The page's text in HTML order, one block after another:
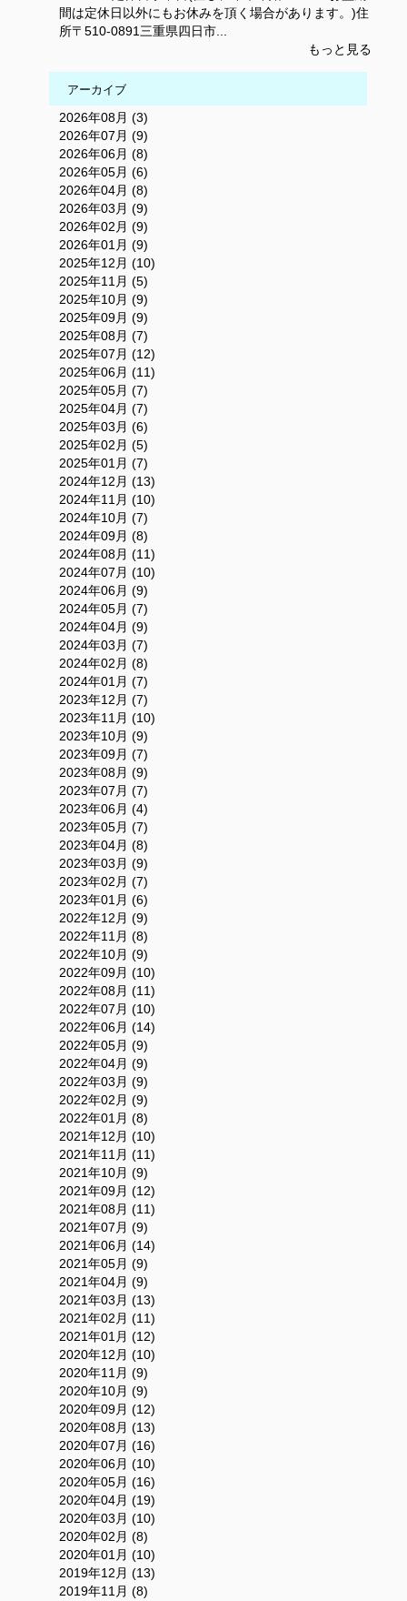
間は定休日以外にもお休みを頂く場合があります。)住
所〒510-0891三重県四日市...
もっと見る
アーカイブ
2026年08月 (3)
2026年07月 (9)
2026年06月 (8)
2026年05月 (6)
2026年04月 (8)
2026年03月 (9)
2026年02月 (9)
2026年01月 (9)
2025年12月 (10)
2025年11月 (5)
2025年10月 (9)
2025年09月 (9)
2025年08月 (7)
2025年07月 (12)
2025年06月 (11)
2025年05月 (7)
2025年04月 (7)
2025年03月 (6)
2025年02月 (5)
2025年01月 (7)
2024年12月 (13)
2024年11月 (10)
2024年10月 (7)
2024年09月 (8)
2024年08月 (11)
2024年07月 (10)
2024年06月 (9)
2024年05月 (7)
2024年04月 (9)
2024年03月 (7)
2024年02月 (8)
2024年01月 (7)
2023年12月 (7)
2023年11月 (10)
2023年10月 (9)
2023年09月 (7)
2023年08月 (9)
2023年07月 (7)
2023年06月 (4)
2023年05月 (7)
2023年04月 (8)
2023年03月 (9)
2023年02月 (7)
2023年01月 (6)
2022年12月 (9)
2022年11月 (8)
2022年10月 (9)
2022年09月 (10)
2022年08月 (11)
2022年07月 (10)
2022年06月 (14)
2022年05月 (9)
2022年04月 (9)
2022年03月 (9)
2022年02月 (9)
2022年01月 (8)
2021年12月 (10)
2021年11月 (11)
2021年10月 (9)
2021年09月 (12)
2021年08月 (11)
2021年07月 (9)
2021年06月 (14)
2021年05月 (9)
2021年04月 (9)
2021年03月 (13)
2021年02月 (11)
2021年01月 (12)
2020年12月 (10)
2020年11月 (9)
2020年10月 (9)
2020年09月 (12)
2020年08月 (13)
2020年07月 (16)
2020年06月 (10)
2020年05月 (16)
2020年04月 (19)
2020年03月 (10)
2020年02月 (8)
2020年01月 (10)
2019年12月 (13)
2019年11月 (8)